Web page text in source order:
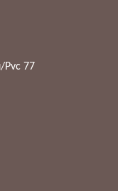
Pvc 77